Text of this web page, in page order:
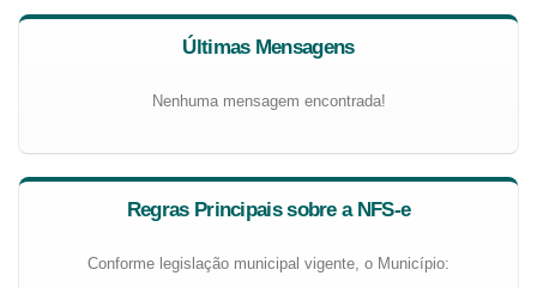
Últimas Mensagens
Nenhuma mensagem encontrada!
Regras Principais sobre a NFS-e
Conforme legislação municipal vigente, o Município: